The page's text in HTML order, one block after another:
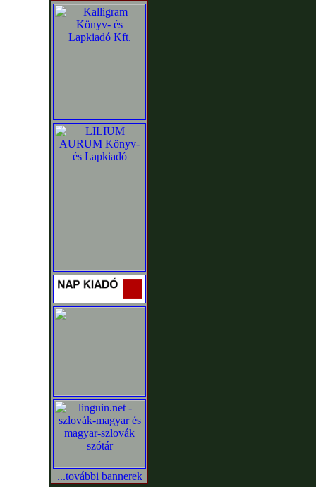
...további bannerek